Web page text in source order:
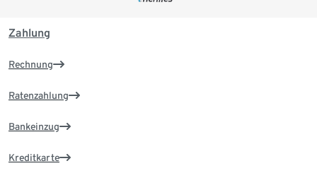
Zahlung
Rechnung
Ratenzahlung
Bankeinzug
Kreditkarte